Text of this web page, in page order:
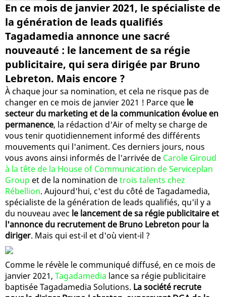
En ce mois de janvier 2021, le spécialiste de
la génération de leads qualifiés
Tagadamedia annonce une sacré
nouveauté : le lancement de sa régie
publicitaire, qui sera dirigée par Bruno
Lebreton. Mais encore ?
À chaque jour sa nomination, et cela ne risque pas de
changer en ce mois de janvier 2021 ! Parce que le
secteur du marketing et de la communication évolue en
permanence, la rédaction d'Air of melty se charge de
vous tenir quotidiennement informé des différents
mouvements qui l'animent. Ces derniers jours, nous
vous avons ainsi informés de l'arrivée de Carole Giroud
à la tête de la House of Communication de Serviceplan
Group et de la nomination detrois talents chez
Rébellion. Aujourd'hui, c'est du côté de Tagadamedia,
spécialiste de la génération de leads qualifiés, qu'il y a
du nouveau avec le lancement de sa régie publicitaire et
l'annonce du recrutement de Bruno Lebreton pour la
diriger. Mais qui est-il et d'où vient-il ?
Comme le révèle le communiqué diffusé, en ce mois de
janvier 2021, Tagadamedia lance sa régie publicitaire
baptisée Tagadamedia Solutions. La société recrute